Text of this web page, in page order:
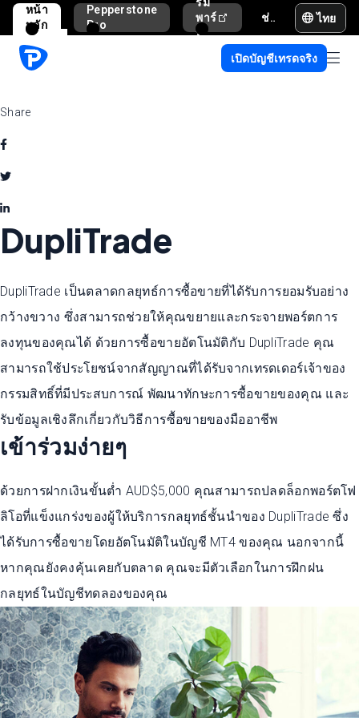
หน้า
หลัก
Pepperstone
Pro
พาร์
ท
ช่วยเหลือและสนับสนุน ไทย
เปิดบัญชีเทรดจริง
Share
DupliTrade
DupliTrade เป็นตลาดกลยุทธ์การซื้อขายที่ได้รับการยอมรับอย่าง
กว้างขวาง ซึ่งสามารถช่วยให้คุณขยายและกระจายพอร์ตการ
ลงทุนของคุณได้ ด้วยการซื้อขายอัตโนมัติกับ DupliTrade คุณ
สามารถใช้ประโยชน์จากสัญญาณที่ได้รับจากเทรดเดอร์เจ้าของ
กรรมสิทธิ์ที่มีประสบการณ์ พัฒนาทักษะการซื้อขายของคุณ และ
รับข้อมูลเชิงลึกเกี่ยวกับวิธีการซื้อขายของมืออาชีพ
เข้าร่วมง่ายๆ
ด้วยการฝากเงินขั้นต่ำ AUD$5,000 คุณสามารถปลดล็อกพอร์ตโฟ
ลิโอที่แข็งแกร่งของผู้ให้บริการกลยุทธ์ชั้นนำของ DupliTrade ซึ่ง
ได้รับการซื้อขายโดยอัตโนมัติในบัญชี MT4 ของคุณ นอกจากนี้
หากคุณยังคงคุ้นเคยกับตลาด คุณจะมีตัวเลือกในการฝึกฝน
กลยุทธ์ในบัญชีทดลองของคุณ